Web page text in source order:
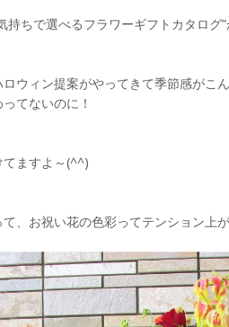
持ちで選べるフラワーギフトカタログ
ウィン提案がやってきて季節感がこん
てないのに！
てますよ～(^^)
、お祝い花の色彩ってテンション上